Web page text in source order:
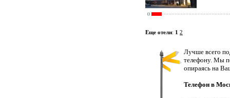
Еще отели: 1 2
Лучше всего
телефону. Мы
опираясь на
Телефон в